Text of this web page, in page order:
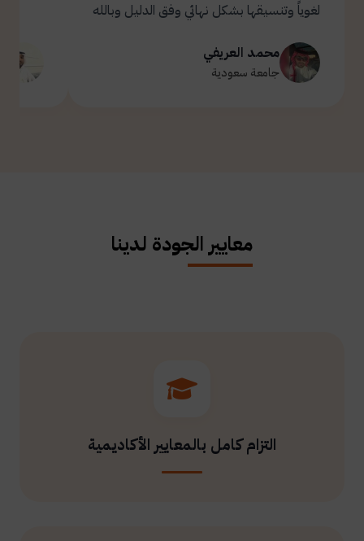
لغوياً وتنسيقها بشكل نهائي وفق الدليل وبالله
محمد العريفي
جامعة سعودية
معايير الجودة لدينا
التزام كامل بالمعايير الأكاديمية